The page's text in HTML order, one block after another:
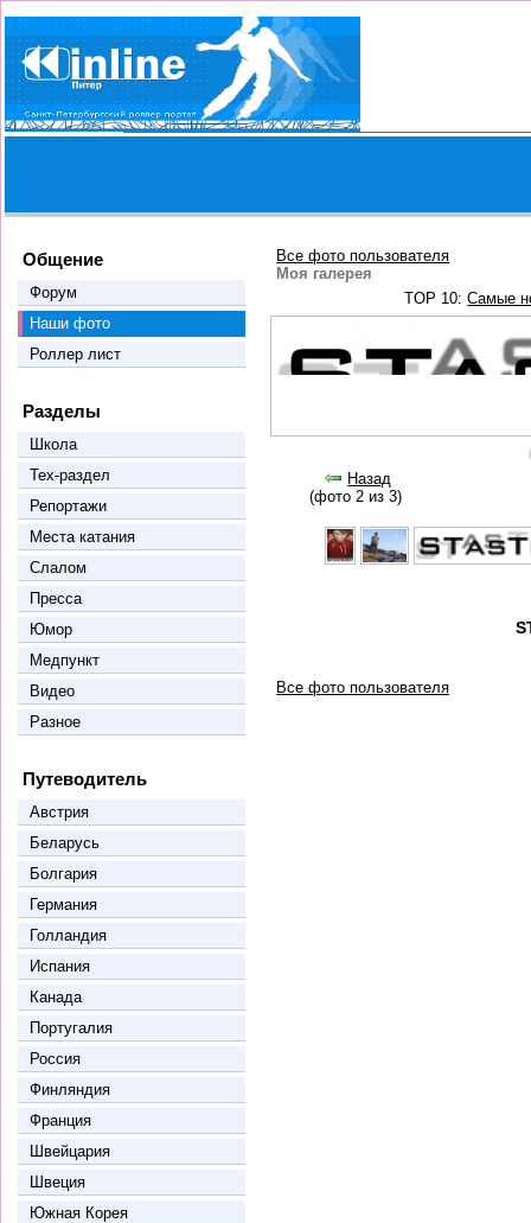
Общение
Форум
Наши фото
Роллер лист
Разделы
Школа
Тех-раздел
Репортажи
Места катания
Слалом
Пресса
Юмор
Медпункт
Видео
Разное
Путеводитель
Австрия
Беларусь
Болгария
Германия
Голландия
Испания
Канада
Португалия
Россия
Финляндия
Франция
Швейцария
Швеция
Южная Корея
Все фото пользователя
Моя галерея
TOP 10:Самые
Назад
(фото 2 из 3)
Все фото пользователя